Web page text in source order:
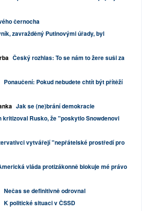
černocha
zavražděný Putinovými úřady, byl
Český rozhlas: To se nám to žere suši za
Ponaučení: Pokud nebudete chtít být přítěží
Jak se (ne)brání demokracie
kritizoval Rusko, že "poskytlo Snowdenovi
vytvářejí "nepřátelské prostředí pro
vláda protizákonně blokuje mé právo
Nečas se definitivně odrovnal
K politické situaci v ČSSD